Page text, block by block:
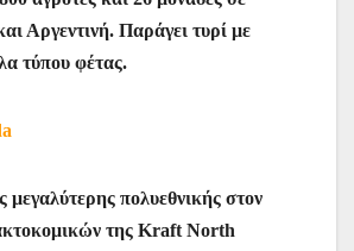
Αργεντινή. Παράγει τυρί με
τύπου φέτας.
μεγαλύτερης πολυεθνικής στον
της Kraft North